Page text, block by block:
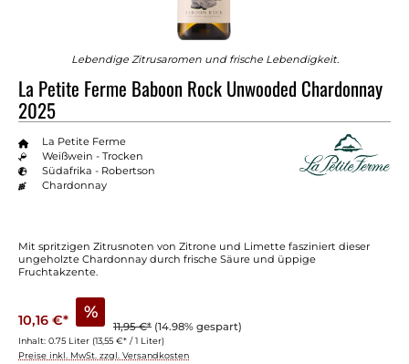
Lebendige Zitrusaromen und frische Lebendigkeit.
La Petite Ferme Baboon Rock Unwooded Chardonnay
2025
La Petite Ferme
Weißwein - Trocken
Südafrika - Robertson
Chardonnay
Mit spritzigen Zitrusnoten von Zitrone und Limette fasziniert dieser
ungeholzte Chardonnay durch frische Säure und üppige
Fruchtakzente.
10,16 €* %
11,95 €* (14.98% gespart)
Inhalt: 0.75 Liter (13,55 €* / 1 Liter)
Preise inkl. MwSt. zzgl. Versandkosten